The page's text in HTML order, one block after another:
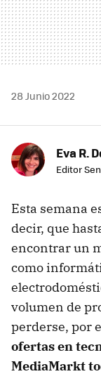
28 Junio 2022
Eva R.
Editor
Esta semana
decir, que
encontrar un
como
volumen de
perderse, por
ofertas en
MediaMarkt